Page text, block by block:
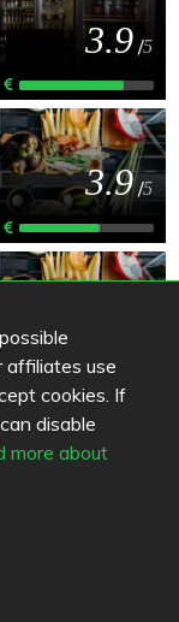
affiliates use
cookies. If
disable
more about
3.9 /5
3.9 /5